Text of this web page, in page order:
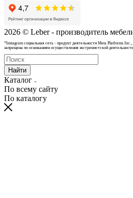
2026 © Leber - производитель
*Instagram cоциальная сеть - продукт деятельности Meta Platforms
запрещена по основаниям осуществления экстремистской деятельности
Найти
Каталог
По всему сайту
По каталогу